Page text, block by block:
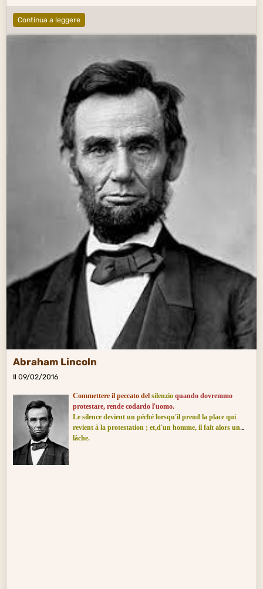
Continua a leggere
Abraham Lincoln
Il 09/02/2016
Commettere il peccato del silenzio quando dovremmo
protestare, rende codardol'uomo.
Le silence devient un péché lorsqu'il prend la place qui
revient à la protestation ; et,d'un homme, il fait alors un
lâche.